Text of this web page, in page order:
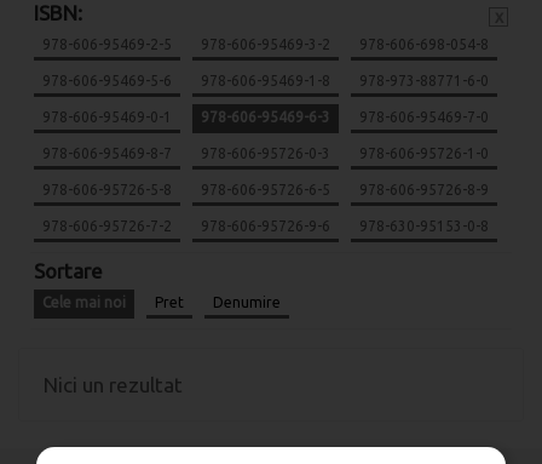
ISBN:
978-606-95469-2-5 978-606-95469-3-2 978-606-698-054-8
978-606-95469-5-6 978-606-95469-1-8 978-973-88771-6-0
978-606-95469-0-1 978-606-95469-6-3 978-606-95469-7-0
978-606-95469-8-7 978-606-95726-0-3 978-606-95726-1-0
978-606-95726-5-8 978-606-95726-6-5 978-606-95726-8-9
978-606-95726-7-2 978-606-95726-9-6 978-630-95153-0-8
Sortare
Cele mai noi Pret Denumire
Nici un rezultat